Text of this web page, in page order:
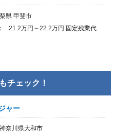
県 甲斐市
21.2万円～22.2万円 固定残業代
チェック！
ャー
奈川県大和市